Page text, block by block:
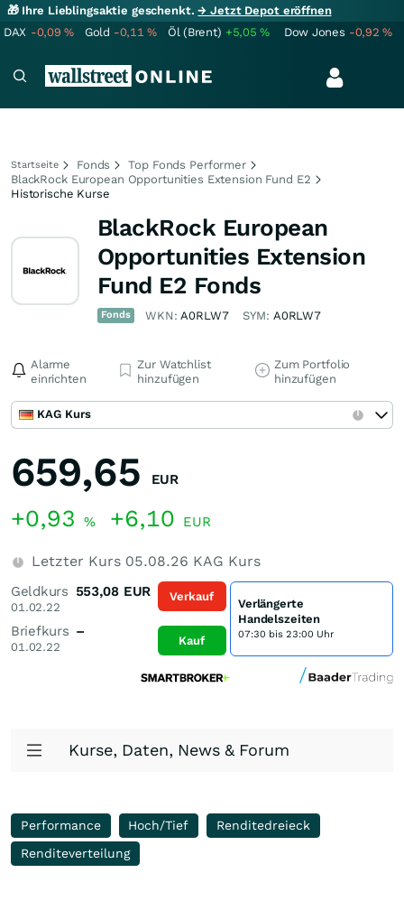
🎁 Ihre Lieblingsaktie geschenkt.→ Jetzt Depot eröffnen
DAX -0,09% Gold -0,11% Öl (Brent) +5,05% Dow Jones -0,92%
Startseite Fonds
Top Fonds Performer
BlackRock European Opportunities Extension Fund E2
Historische Kurse
BlackRock European
Opportunities Extension
Fund E2 Fonds
Fonds WKN:A0RLW7 SYM: A0RLW7
Alarme
einrichten
Zur Watchlist
hinzufügen
Zum Portfolio
hinzufügen
KAG Kurs
659,65 EUR
+0,93 % +6,10 EUR
Letzter Kurs 05.08.26 KAG Kurs
Geldkurs
01.02.22
553,08 EUR
Briefkurs
01.02.22
–
Verkauf
Kauf
Verlängerte
Handelszeiten
07:30 bis 23:00 Uhr
Kurse, Daten, News & Forum
Performance Hoch/Tief
Renditedreieck
Renditeverteilung